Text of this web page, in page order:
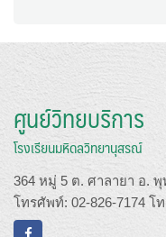
ศูนย์วิทยบริการ
โรงเรียนมหิดลวิทยานุสรณ์
364 หมู่ 5 ต. ศาลายา อ.
โทรศัพท์: 02-826-7174 โ